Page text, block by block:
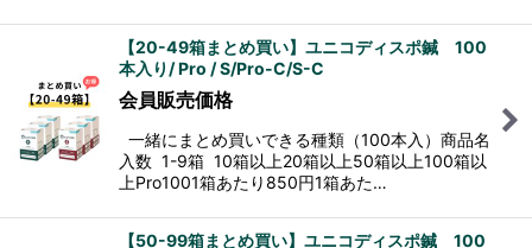
【20-49箱まとめ買い】ユニコディスポ鍼 100
本入り/ Pro / S/Pro-C/S-C
会員販売価格
一緒にまとめ買いできる種類（100本入）商品名
入数 1-9箱 10箱以上20箱以上50箱以上100箱以
上Pro1001箱あたり850円1箱あた…
【50-99箱まとめ買い】ユニコディスポ鍼 100